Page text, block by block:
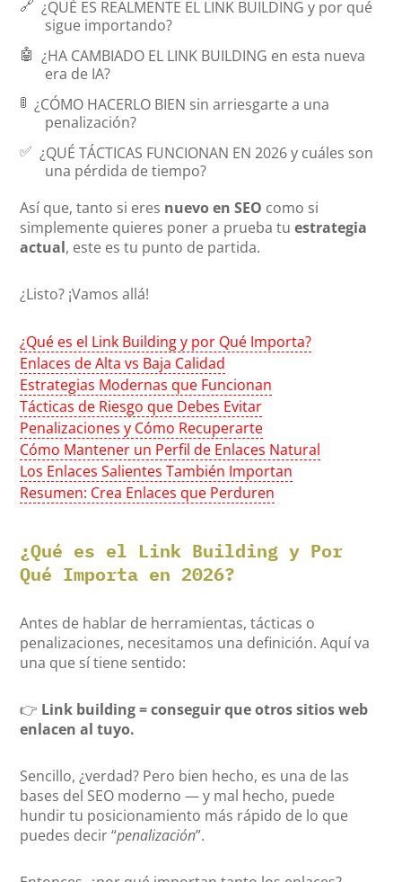
🔗 ¿QUÉ ES REALMENTE EL LINK BUILDING y por qué
sigue importando?
🤖 ¿HA CAMBIADO EL LINK BUILDING en esta nueva
era de IA?
🚦 ¿CÓMO HACERLO BIEN sin arriesgarte a una
penalización?
✅ ¿QUÉ TÁCTICAS FUNCIONAN EN 2026y cuáles son
una pérdida de tiempo?
Así que, tanto si eres nuevo en SEO como si
simplemente quieres poner a prueba tuestrategia
actual, este es tu punto de partida.
¿Listo? ¡Vamos allá!
¿Qué es el Link Building y por Qué Importa?
Enlaces de Alta vs Baja Calidad
Estrategias Modernas que Funcionan
Tácticas de Riesgo que Debes Evitar
Penalizaciones y Cómo Recuperarte
Cómo Mantener un Perfil de Enlaces Natural
Los Enlaces Salientes También Importan
Resumen: Crea Enlaces que Perduren
¿Qué es el Link Building y Por
Qué Importa en 2026?
Antes de hablar de herramientas, tácticas o
penalizaciones, necesitamos una definición. Aquí va
una que sí tiene sentido:
👉 Link building = conseguir que otros sitios web
enlacen al tuyo.
Sencillo, ¿verdad? Pero bien hecho, es una de las
bases del SEO moderno — y mal hecho, puede
hundir tu posicionamiento más rápido de lo que
puedes decir “penalización”.